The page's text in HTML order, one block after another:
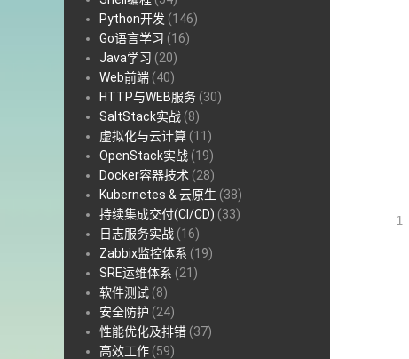
Python开发 (146)
Go语言学习 (16)
Java学习 (20)
Web前端 (40)
HTTP与WEB服务 (30)
SaltStack实战 (8)
虚拟化与云计算 (11)
OpenStack实战 (19)
Docker容器技术 (28)
Kubernetes & 云原生 (38)
持续集成交付(CI/CD) (33)
日志服务实战 (16)
Zabbix监控体系 (19)
SRE运维体系 (21)
软件测试 (8)
安全防护 (24)
性能优化及排错 (37)
高效工作 (59)